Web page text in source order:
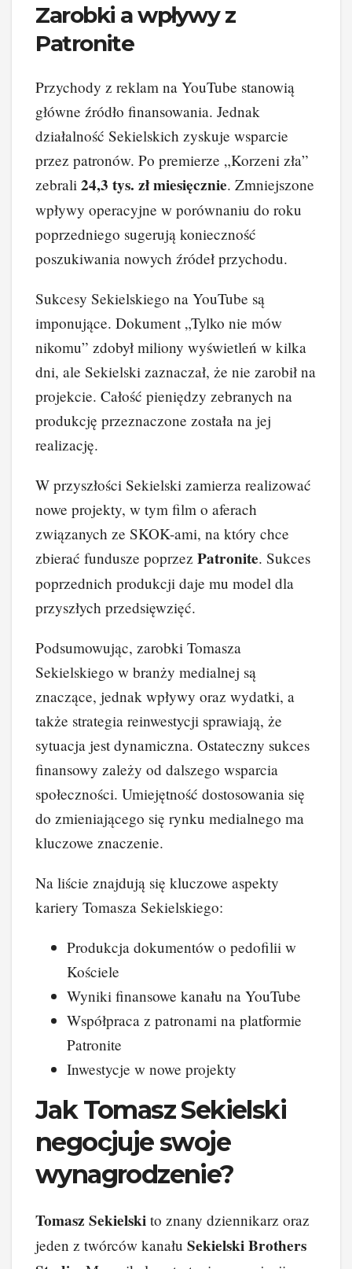
Zarobki a wpływy z
Patronite
Przychody z reklam na YouTube stanowią
główne źródło finansowania. Jednak
działalność Sekielskich zyskuje wsparcie
przez patronów. Po premierze „Korzeni zła”
zebrali 24,3 tys. zł miesięcznie. Zmniejszone
wpływy operacyjne w porównaniu do roku
poprzedniego sugerują konieczność
poszukiwania nowych źródeł przychodu.
Sukcesy Sekielskiego na YouTube są
imponujące. Dokument „Tylko nie mów
nikomu” zdobył miliony wyświetleń w kilka
dni, ale Sekielski zaznaczał, że nie zarobił na
projekcie. Całość pieniędzy zebranych na
produkcję przeznaczone została na jej
realizację.
W przyszłości Sekielski zamierza realizować
nowe projekty, w tym film o aferach
związanych ze SKOK-ami, na który chce
zbierać fundusze poprzez Patronite. Sukces
poprzednich produkcji daje mu model dla
przyszłych przedsięwzięć.
Podsumowując, zarobki Tomasza
Sekielskiego w branży medialnej są
znaczące, jednak wpływy oraz wydatki, a
także strategia reinwestycji sprawiają, że
sytuacja jest dynamiczna. Ostateczny sukces
finansowy zależy od dalszego wsparcia
społeczności. Umiejętność dostosowania się
do zmieniającego się rynku medialnego ma
kluczowe znaczenie.
Na liście znajdują się kluczowe aspekty
kariery Tomasza Sekielskiego:
Produkcja dokumentów o pedofilii w
Kościele
Wyniki finansowe kanału na YouTube
Współpraca z patronami na platformie
Patronite
Inwestycje w nowe projekty
Jak Tomasz Sekielski
negocjuje swoje
wynagrodzenie?
Tomasz Sekielski to znany dziennikarz oraz
jeden z twórców kanału Sekielski Brothers